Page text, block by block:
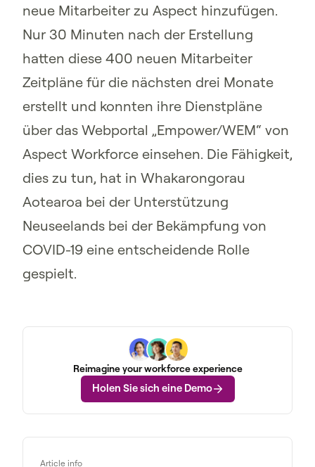
neue Mitarbeiter zu Aspect hinzufügen.
Nur 30 Minuten nach der Erstellung
hatten diese 400 neuen Mitarbeiter
Zeitpläne für die nächsten drei Monate
erstellt und konnten ihre Dienstpläne
über das Webportal „Empower/WEM“ von
Aspect Workforce einsehen. Die Fähigkeit,
dies zu tun, hat in Whakarongorau
Aotearoa bei der Unterstützung
Neuseelands bei der Bekämpfung von
COVID-19 eine entscheidende Rolle
gespielt.
Reimagine your workforce experience
Holen Sie sich eine Demo
Article info